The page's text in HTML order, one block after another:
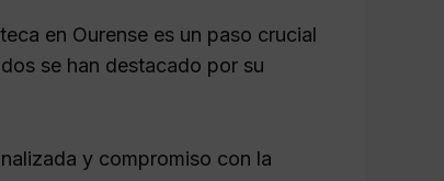
en Ourense es un paso crucial
se han destacado por su
y compromiso con la